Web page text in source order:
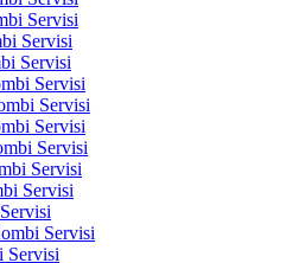
Servisi
Servisi
Servisi
Servisi
Servisi
Servisi
Servisi
Servisi
Servisi
Servisi
Servisi